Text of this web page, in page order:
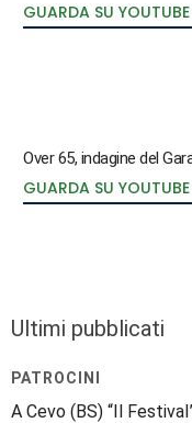
GUARDA SU YOUTUBE
Over 65, indagine del
GUARDA SU YOUTUBE
Ultimi pubblicati
PATROCINI
A Cevo (BS) “Il